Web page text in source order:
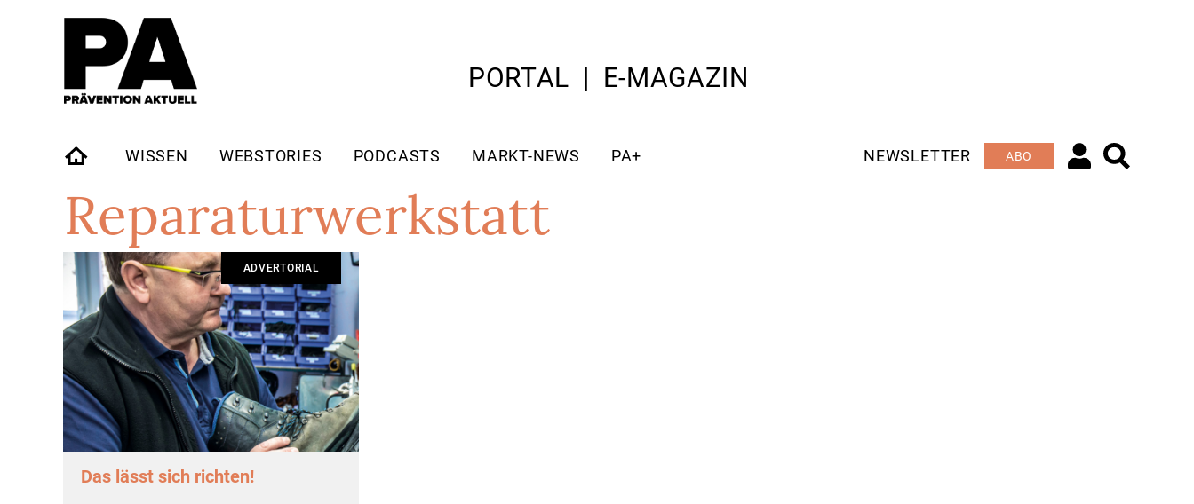
PORTAL E-MAGAZIN
STARTSEITE
WISSEN WEBSTORIES PODCASTS MARKT-NEWS PA+ NEWSLETTER ABO
Reparaturwerkstatt
ADVERTORIAL
Das lässt sich richten!